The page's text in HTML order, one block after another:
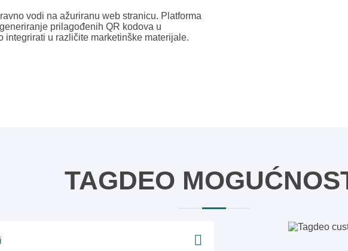
vodi na ažuriranu web stranicu. Platforma
prilagođenih QR kodova u
integrirati u različite marketinške materijale.
TAGDEO